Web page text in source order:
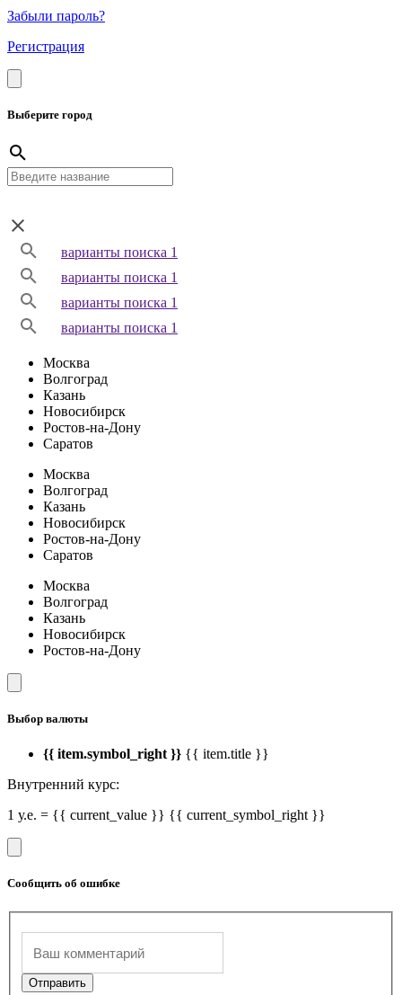
Забыли пароль?
Регистрация
Выберите город
варианты поиска 1
варианты поиска 1
варианты поиска 1
варианты поиска 1
Москва
Волгоград
Казань
Новосибирск
Ростов-на-Дону
Саратов
Москва
Волгоград
Казань
Новосибирск
Ростов-на-Дону
Саратов
Москва
Волгоград
Казань
Новосибирск
Ростов-на-Дону
Выбор валюты
{{ item.symbol_right }} {{ item.title }}
Внутренний курс:
1 у.е. = {{ current_value }} {{ current_symbol_right }}
Сообщить об ошибке